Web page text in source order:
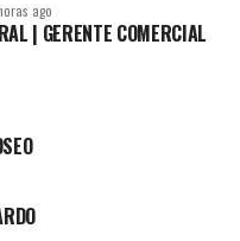
ago
| GERENTE COMERCIAL